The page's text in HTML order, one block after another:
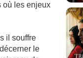
où les enjeux
il souffre
le